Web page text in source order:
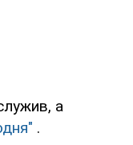
а
.